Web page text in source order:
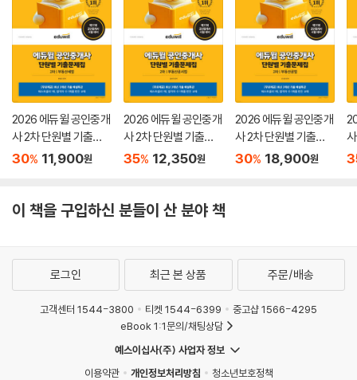
또한, 《2021 해커스 공인중개사 출제예상문제집 2차 부동산공법》의 학습
효과를 극대화하기 위하여 해커스 공인중개사(land.Hackers.com)에서
제공하는 온라인 강의와 무료학습자료를 함께 이용할 것을 권장합니다.
책의 특징
1. 전략적인 문제풀이를 통하여 합격으로 가는 실전 문제집
2021년 공인중개사 시험 대비를 위한 실전 문제집으로 합격에 꼭 필요한
상문제를 풀어볼 수 있도록 구성함으로써 주요 내용만을 전략적으로 학습
하여 단기간에 합격에 이를 수 있도록 하였습니다.
2. 기출 심층분석으로 선별한 70개 출제포인트로 부동산공법 최종 마무리
제25회부터 제31회까지 최근 7개년 기출문제를 분석하여 주요 출제포인
정리하여 출제 가능성이 높은 문제를 빠르게 학습할 수 있도록 구성하고,
포인트별 출제경향과 학습전략을 Tip으로 제시하여 학습효과를 높였습니
2026 에듀윌 공인중개
사 2차 단원별 기출문
제집 부동산세법
30% 11,900원
2026 에듀윌 공인중개
사 2차 단원별 기출문
제집 부동산공시법
35% 12,350원
2026 에듀윌 공인중개
사 2차 단원별 기출문
제집 부동산공법
30% 18,900원
이 책을 구입하신 분들이 산 분야 책
로그인 최근 본 상품 주문/배송
고객센터 1544-3800 티켓 1544-6399
중고샵 1566-4295
eBook 1:1문의/채팅상담
예스이십사(주) 사업자 정보
이용약관
개인정보처리방침 청소년보호정책